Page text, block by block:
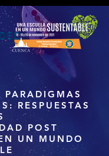
RESPUESTAS
POST
UN MUNDO